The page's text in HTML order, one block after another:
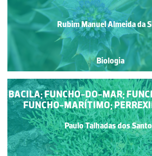
Rubim Manuel Almeida da
Biologia
BACILA; FUNCHO-DO-MAR;
FUNCHO-MARÍTIMO;
Paulo Talhadas dos